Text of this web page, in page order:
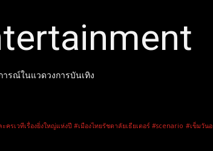
รณ์ในแวดวงการบันเทิง
รเวทีเรื่องยิ่งใหญ่แห่งปี #เมืองไทยรัชดาลัยเธียเตอร์ #scenario #เข็มวัน